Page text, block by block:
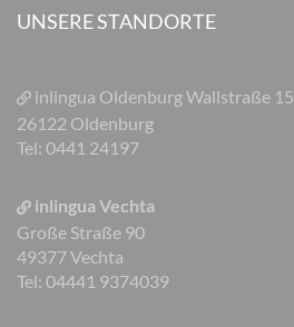
UNSERE STANDORTE
inlingua OldenburgWallstraße 15
26122 Oldenburg
Tel: 0441 24197
inlingua Vechta
Große Straße 90
49377 Vechta
Tel: 04441 9374039